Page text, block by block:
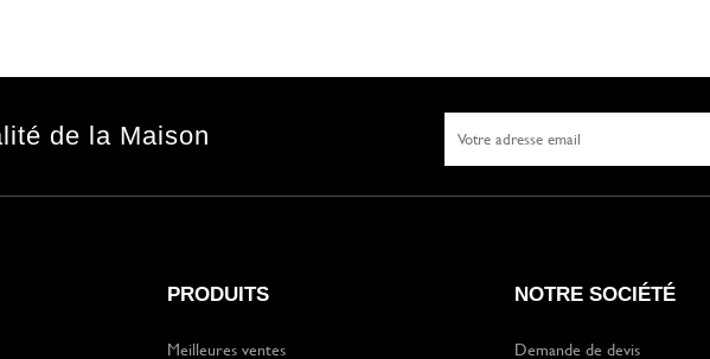
de la Maison
PRODUITS
Meilleures ventes
NOTRE SOCIÉTÉ
Demande de devis